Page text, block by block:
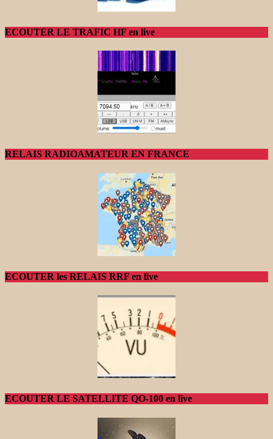
ECOUTER LE TRAFIC HF en live
RELAIS RADIOAMATEUR EN FRANCE
ECOUTER les RELAIS RRF en live
ECOUTER LE SATELLITE QO-100 en live